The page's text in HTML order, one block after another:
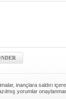
inançlara saldırı
yorumlar